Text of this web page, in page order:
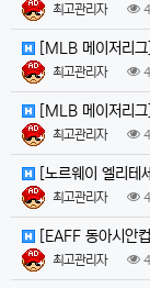
최고관리자
[MLB 메이저리
최고관리자
[MLB 메이저리
최고관리자
[노르웨이 엘리
최고관리자
[EAFF 동아시안
최고관리자